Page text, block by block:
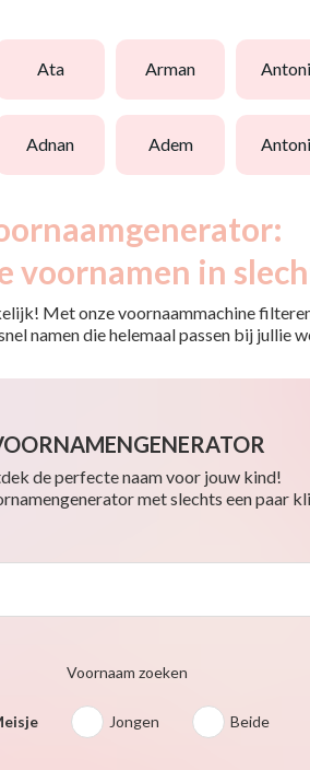
ata arman
adnan adem
in
Met onze voornaammachine
namen die helemaal passen bij jullie
de perfecte naam voor jouw kind!
met slechts een paar
Voornaam zoeken
Jongen Beide